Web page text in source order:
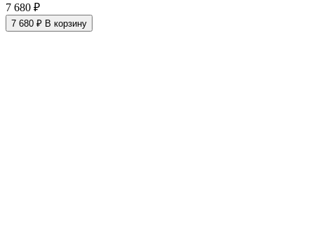
7 680 ₽
7 680 ₽ В корзину